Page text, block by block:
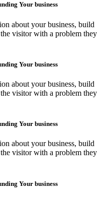
Your business
about your business, build
visitor with a problem they
Your business
about your business, build
visitor with a problem they
Your business
about your business, build
visitor with a problem they
Your business